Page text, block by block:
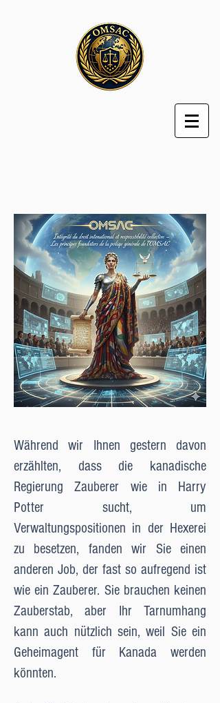
Während wir Ihnen gestern davon
erzählten, dass die kanadische
Regierung Zauberer wie in Harry
Potter sucht, um
Verwaltungspositionen in der Hexerei
zu besetzen, fanden wir Sie einen
anderen Job, der fast so aufregend ist
wie ein Zauberer. Sie brauchen keinen
Zauberstab, aber Ihr Tarnumhang
kann auch nützlich sein, weil Sie ein
Geheimagent für Kanada werden
könnten.